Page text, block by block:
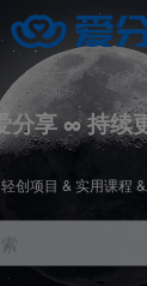
分享 ∞ 持续
轻创项目 & 实用课程